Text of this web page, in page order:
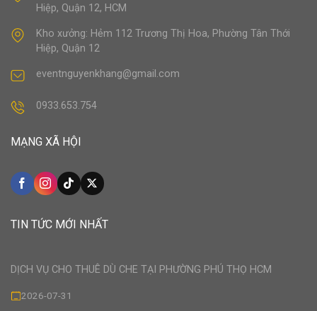
Hiệp, Quận 12, HCM
Kho xưởng: Hẻm 112 Trương Thị Hoa, Phường Tân Thới
Hiệp, Quận 12
eventnguyenkhang@gmail.com
0933.653.754
MẠNG XÃ HỘI
TIN TỨC MỚI NHẤT
DỊCH VỤ CHO THUÊ DÙ CHE TẠI PHƯỜNG PHÚ THỌ HCM
2026-07-31